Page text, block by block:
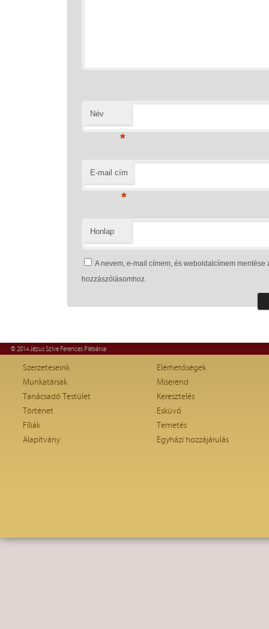
Név
*
E-mail cím
*
Honlap
A nevem, e-mail címem, és weboldalcímem
hozzászólásomhoz.
© 2014 Jézus Szíve Ferences Plébánia
Szerzeteseink
Munkatársak
Tanácsadó Testület
Történet
Fíliák
Alapítvány
Elérhetőségek
Miserend
Keresztelés
Esküvő
Temetés
Egyházi hozzájárulás